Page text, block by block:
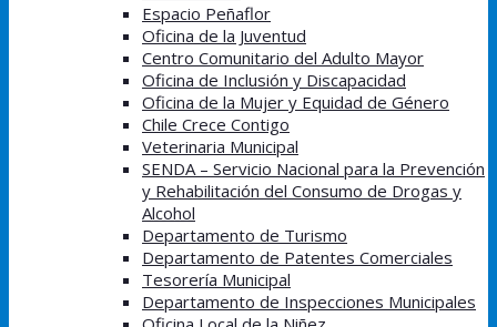
Espacio Peñaflor
Oficina de la Juventud
Centro Comunitario del Adulto Mayor
Oficina de Inclusión y Discapacidad
Oficina de la Mujer y Equidad de Género
Chile Crece Contigo
Veterinaria Municipal
SENDA – Servicio Nacional para la Prevención
y Rehabilitación del Consumo de Drogas y
Alcohol
Departamento de Turismo
Departamento de Patentes Comerciales
Tesorería Municipal
Departamento de Inspecciones Municipales